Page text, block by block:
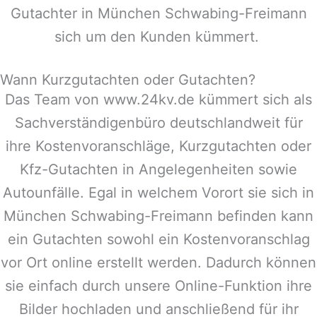
Gutachter in München Schwabing-Freimann
sich um den Kunden kümmert.
Wann Kurzgutachten oder Gutachten?
Das Team von www.24kv.de kümmert sich als
Sachverständigenbüro deutschlandweit für
ihre Kostenvoranschläge, Kurzgutachten oder
Kfz-Gutachten in Angelegenheiten sowie
Autounfälle. Egal in welchem Vorort sie sich in
München Schwabing-Freimann befinden kann
ein Gutachten sowohl ein Kostenvoranschlag
vor Ort online erstellt werden. Dadurch können
sie einfach durch unsere Online-Funktion ihre
Bilder hochladen und anschließend für ihr